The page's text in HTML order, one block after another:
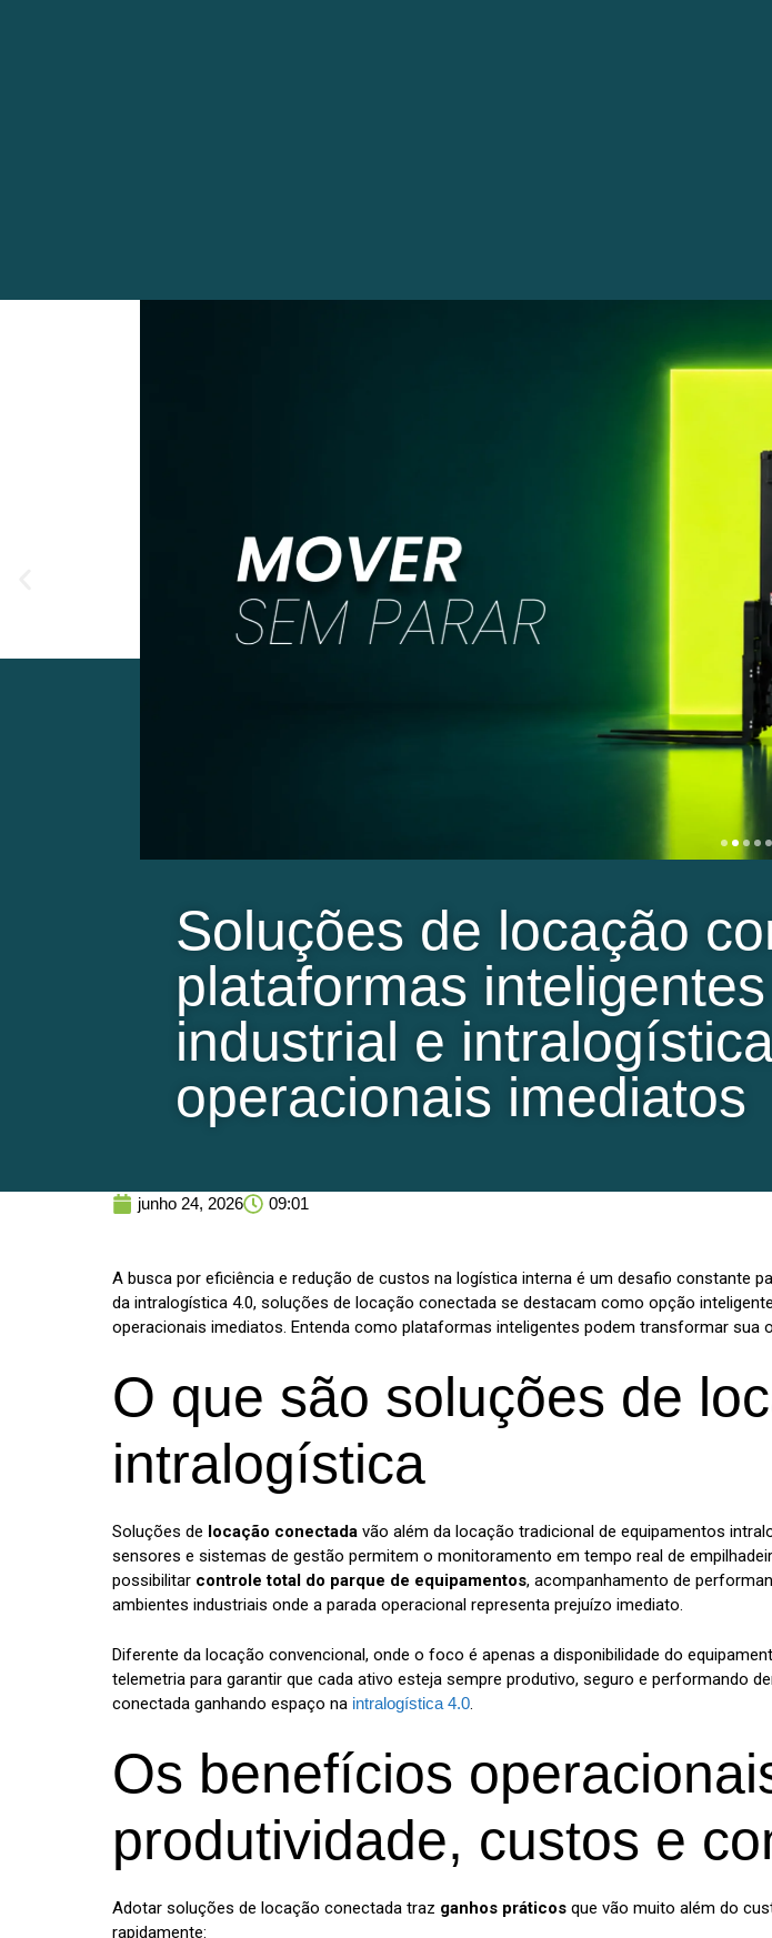
Soluções de locação
plataformas
industrial e
operacionais imediatos
junho 24, 2026 09:01
A busca por eficiência e redução de custos na logística interna é um desafio constante
da intralogística 4.0, soluções de locação conectada se destacam como opção
operacionais imediatos. Entenda como plataformas inteligentes podem transformar sua
O que são soluções de
intralogística
Soluções de locação conectada vão além da locação tradicional de equipamentos
sensores e sistemas de gestão permitem o monitoramento em tempo real de
possibilitar controle total do parque de equipamentos, acompanhamento de
ambientes industriais onde a parada operacional representa prejuízo imediato.
Diferente da locação convencional, onde o foco é apenas a disponibilidade do
telemetria para garantir que cada ativo esteja sempre produtivo, seguro e performando
conectada ganhando espaço na intralogística 4.0
Os benefícios
produtividade, custos e
Adotar soluções de locação conectada traz ganhos práticos que vão muito além do
rapidamente: